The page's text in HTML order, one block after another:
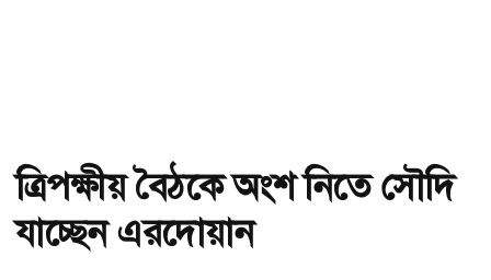
ত্রিপক্ষীয় বৈঠকে অংশ নিতে সৌদি
যাচ্ছেন এরদোয়ান